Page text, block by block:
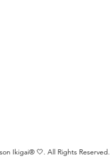
Ikigai® 🤍. All Rights Reserved.